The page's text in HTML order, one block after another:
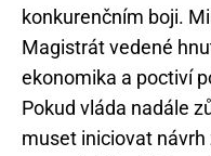
konkurenčním boji.
Magistrát vedené
ekonomika a poctiví
Pokud vláda nadále
muset iniciovat